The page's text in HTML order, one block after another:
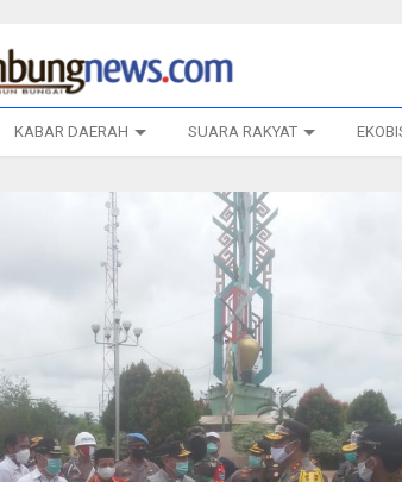
KABAR DAERAH SUARA RAKYAT